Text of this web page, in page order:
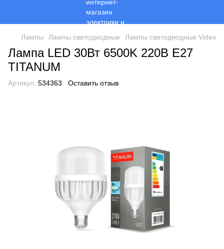
Лампы Лампы светодиодные Лампы светодиодные Videx
Лампа LED 30Вт 6500K 220В E27
TITANUM
Артикул: 534363 Оставить отзыв